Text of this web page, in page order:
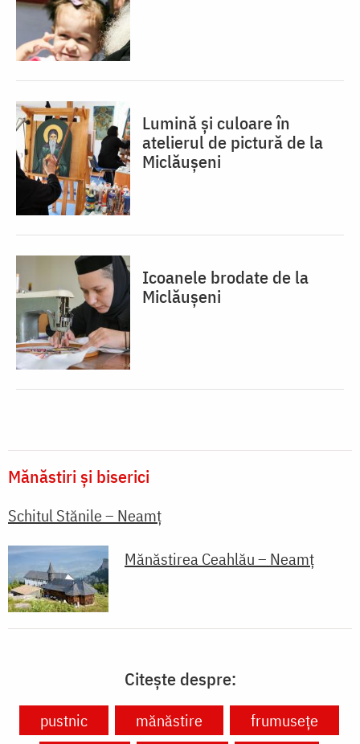
Lumină și culoare în
atelierul de pictură de la
Miclăușeni
Icoanele brodate de la
Miclăușeni
Mănăstiri și biserici
Schitul Stănile – Neamț
Mănăstirea Ceahlău – Neamț
Citește despre:
pustnic mănăstire
frumusețe